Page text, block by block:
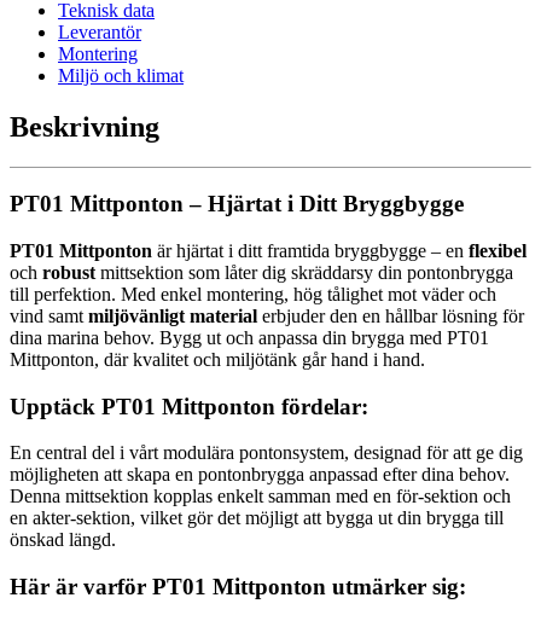
Teknisk data
Leverantör
Montering
Miljö och klimat
Beskrivning
PT01 Mittponton – Hjärtat i Ditt Bryggbygge
PT01 Mittponton är hjärtat i ditt framtida bryggbygge – en flexibel
och robust mittsektion som låter dig skräddarsy din pontonbrygga
till perfektion. Med enkel montering, hög tålighet mot väder och
vind samt miljövänligt material erbjuder den en hållbar lösning för
dina marina behov. Bygg ut och anpassa din brygga med PT01
Mittponton, där kvalitet och miljötänk går hand i hand.
Upptäck PT01 Mittponton fördelar:
En central del i vårt modulära pontonsystem, designad för att ge dig
möjligheten att skapa en pontonbrygga anpassad efter dina behov.
Denna mittsektion kopplas enkelt samman med en för-sektion och
en akter-sektion, vilket gör det möjligt att bygga ut din brygga till
önskad längd.
Här är varför PT01 Mittponton utmärker sig: